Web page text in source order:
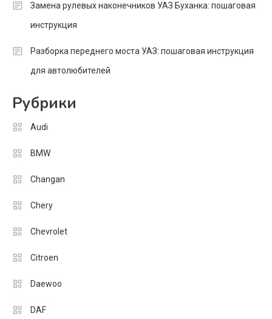
Замена рулевых наконечников УАЗ Буханка: пошаговая
инструкция
Разборка переднего моста УАЗ: пошаговая инструкция
для автолюбителей
Рубрики
Audi
BMW
Changan
Chery
Chevrolet
Citroen
Daewoo
DAF